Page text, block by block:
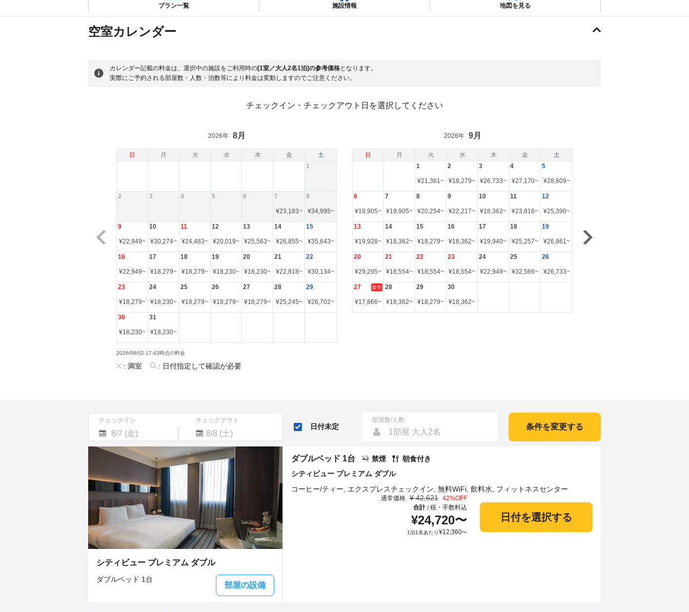
プラン一覧 施設情報 地図を見る
空室カレンダー
カレンダー記載の料金は、選択中の施設をご利用時の[1室／大人2名1泊]の参考価格となります。
実際にご予約される部屋数・人数・泊数等により料金は変動しますのでご注意ください。
チェックイン・チェックアウト日を選択してください
日 月 火 水 木 金 土 日 月 火 水 木 金 土
2026年 8月
1
2 3 4 5 6 7
¥23,183~
8
¥34,995~
9
¥22,949~
10
¥30,274~
11
¥24,483~
12
¥20,019~
13
¥25,563~
14
¥26,855~
15
¥35,643~
16
¥22,949~
17
¥18,279~
18
¥18,279~
19
¥18,230~
20
¥18,230~
21
¥22,818~
22
¥30,134~
23
¥18,279~
24
¥18,230~
25
¥18,279~
26
¥18,279~
27
¥18,279~
28
¥25,245~
29
¥26,702~
30
¥18,230~
31
¥18,230~
2026年 9月
1
¥21,361~
2
¥18,279~
3
¥26,733~
4
¥27,170~
5
¥28,609~
6
¥19,905~
7
¥19,905~
8
¥20,254~
9
¥22,217~
10
¥18,362~
11
¥23,816~
12
¥25,390~
13
¥19,928~
14
¥18,362~
15
¥18,279~
16
¥18,362~
17
¥19,940~
18
¥25,257~
19
¥26,861~
20
¥29,295~
21
¥18,554~
22
¥18,554~
23
¥18,554~
24
¥22,949~
25
¥32,566~
26
¥26,733~
27 最安
¥17,866~
28
¥18,362~
29
¥18,279~
30
¥18,362~
2026/08/02 17:43時点の料金
: 満室 : 日付指定して確認が必要
チェックイン チェックアウト
Navigate
forward
with
the
calendar
and
select
a
date.
Press
question
key
Navigate
backward
to
with
the
calendar
and
select
a
date.
Press
question
日付未定
部屋数/人数
1部屋 大人2名
条件を変更する
シティビュー プレミアム ダブル
ダブルベッド 1台
部屋の設備
シティビュー プレミアム ダブル
禁煙 朝食付き
ダブルベッド 1台
通常価格 ¥ 42,621 42%OFF
合計/税・手数料込
¥24,720〜
1泊1名あたり¥12,360〜
日付を選択する